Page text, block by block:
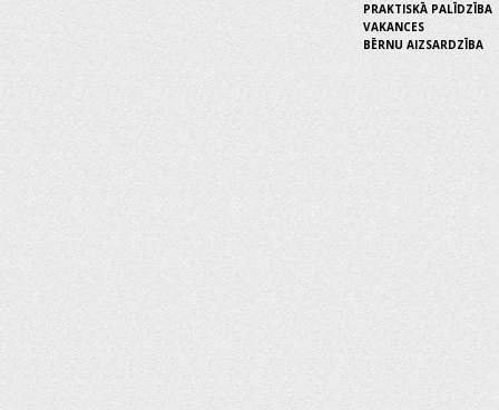
PRAKTISKĀ PALĪDZĪBA
VAKANCES
BĒRNU AIZSARDZĪBA